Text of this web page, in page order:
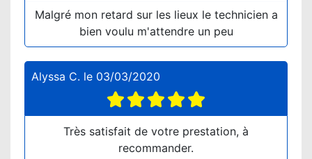
Malgré mon retard sur les lieux le technicien a
bien voulu m'attendre un peu
Alyssa C. le 03/03/2020
Très satisfait de votre prestation, à
recommander.